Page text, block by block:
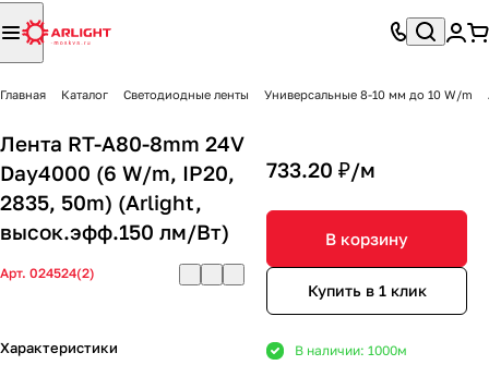
Главная Каталог Светодиодные ленты Универсальные 8-10 мм до 10 W/m
Лента RT-A80-8mm 24V
Day4000 (6 W/m, IP20,
2835, 50m) (Arlight,
высок.эфф.150 лм/Вт)
Арт. 024524(2)
Характеристики
733.20 ₽/м
В корзину
Купить в 1 клик
В наличии: 1000м